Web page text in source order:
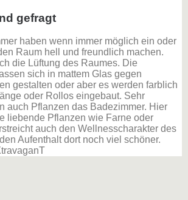
gefragt
haben wenn immer möglich ein oder
Raum hell und freundlich machen.
die Lüftung des Raumes. Die
sich in mattem Glas gegen
gestalten oder aber es werden farblich
oder Rollos eingebaut. Sehr
auch Pflanzen das Badezimmer. Hier
liebende Pflanzen wie Farne oder
auch den Wellnesscharakter des
Aufenthalt dort noch viel schöner.